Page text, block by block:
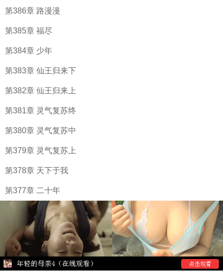
第386章 路漫漫
第385章 福尽
第384章 少年
第383章 仙王归来下
第382章 仙王归来上
第381章 灵气复苏终
第380章 灵气复苏中
第379章 灵气复苏上
第378章 天下于我
第377章 二十年